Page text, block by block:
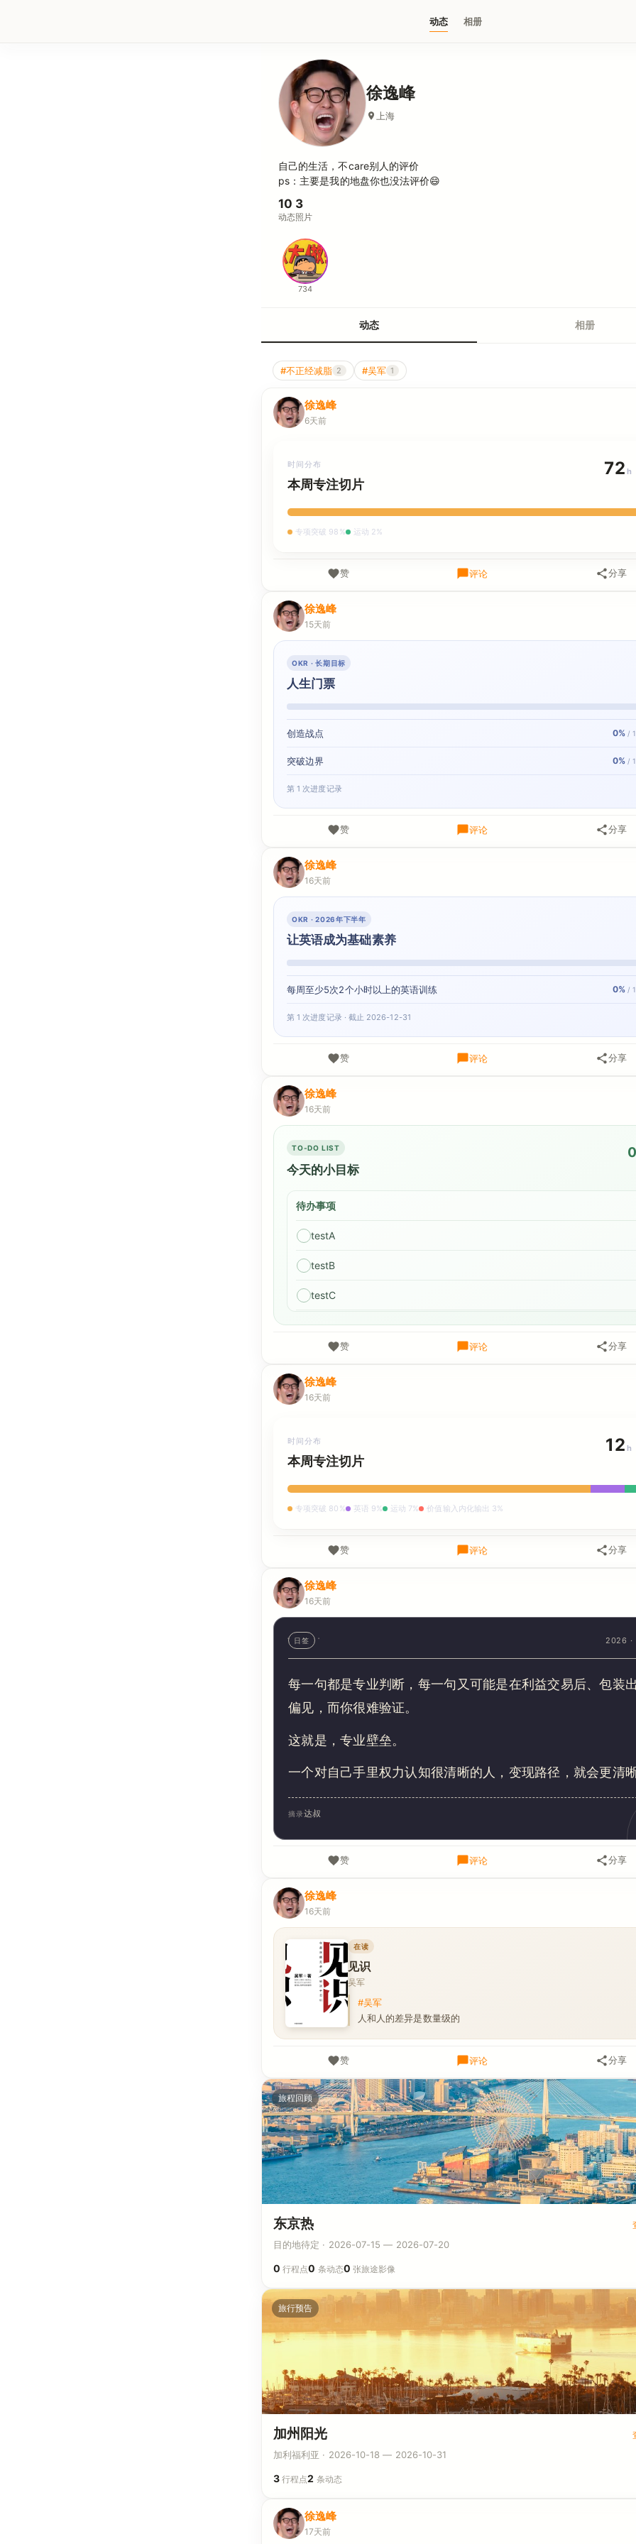
动态 相册
徐逸峰
上海
自己的生活，不care别人的评价
ps：主要是我的地盘你也没法评价😄
10
动态
3
照片
734
动态 相册
#不正经减脂 2 #吴军 1
徐逸峰
6天前
时间分布
本周专注切片
72 h
专项突破 98% 运动 2%
赞 评论 分享
徐逸峰
15天前
OKR · 长期目标
人生门票
创造战点 0%/
突破边界 0%/
第 1 次进度记录
赞 评论 分享
徐逸峰
16天前
OKR · 2026年下半年
让英语成为基础素养
每周至少5次2个小时以上的英语训练 0%/
第 1 次进度记录 · 截止 2026-12-31
赞 评论 分享
徐逸峰
16天前
TO-DO LIST
今天的小目标
待办事项
testA
testB
testC
赞 评论 分享
徐逸峰
16天前
时间分布
本周专注切片
12 h
专项突破 80% 英语 9% 运动 7% 价值输入内化输出 3%
赞 评论 分享
徐逸峰
16天前
日签 2026 ·
每一句都是专业判断，每一句又可能是在利益交易后、包装
偏见，而你很难验证。
这就是，专业壁垒。
一个对自己手里权力认知很清晰的人，变现路径，就会更清
摘录达叔
赞 评论 分享
徐逸峰
16天前
在读
见识
吴军
#吴军
人和人的差异是数量级的
赞 评论 分享
旅程回顾
东京热
目的地待定 · 2026-07-15 — 2026-07-20
0 行程点0 条动态0 张旅途影像
旅行预告
加州阳光
加利福利亚 · 2026-10-18 — 2026-10-31
3 行程点2 条动态
徐逸峰
17天前